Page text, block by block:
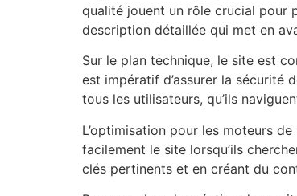
qualité jouent un rôle crucial pour
description détaillée qui met en
Sur le plan technique, le site est
est impératif d’assurer la sécurité
tous les utilisateurs, qu’ils
L’optimisation pour les moteurs
facilement le site lorsqu’ils
clés pertinents et en créant du